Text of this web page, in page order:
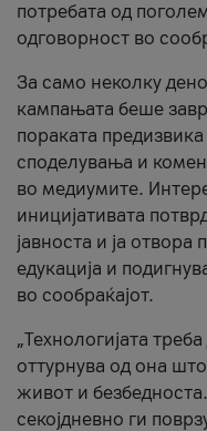
потребата од
одговорност во
За само неколку
кампањата беше
пораката
споделувања и
во медиумите.
иницијативата
јавноста и ја отвора
едукација и
во сообраќајот.
„Технологијата
оттурнува од она
живот и
секојдневно ги